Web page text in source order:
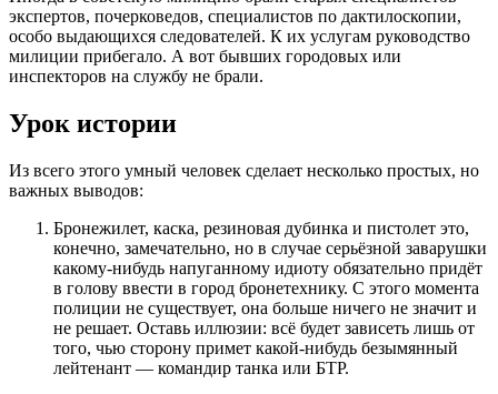
экспертов, почерковедов, специалистов по дактилоскопии,
особо выдающихся следователей. К их услугам руководство
милиции прибегало. А вот бывших городовых или
инспекторов на службу не брали.
Урок истории
Из всего этого умный человек сделает несколько простых, но
важных выводов:
Бронежилет, каска, резиновая дубинка и пистолет это,
конечно, замечательно, но в случае серьёзной заварушки
какому-нибудь напуганному идиоту обязательно придёт
в голову ввести в город бронетехнику. С этого момента
полиции не существует, она больше ничего не значит и
не решает. Оставь иллюзии: всё будет зависеть лишь от
того, чью сторону примет какой-нибудь безымянный
лейтенант — командир танка или БТР.